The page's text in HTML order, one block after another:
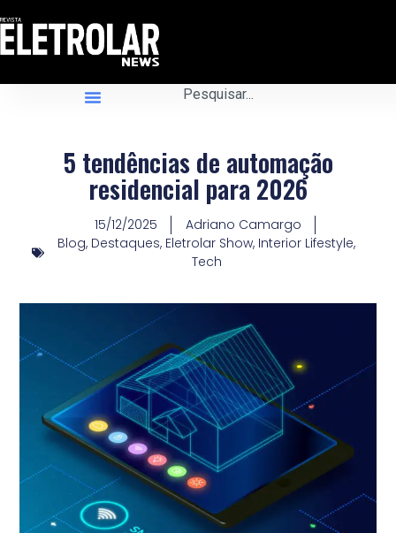
5 tendências de automação
residencial para 2026
15/12/2025
Adriano Camargo
Blog, Destaques, Eletrolar Show, Interior Lifestyle,
Tech